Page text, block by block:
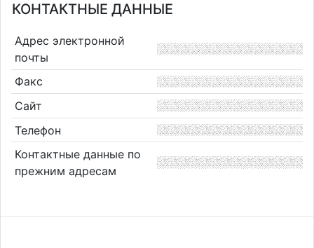
КОНТАКТНЫЕ ДАННЫЕ
Адрес электронной
почты
Факс
Сайт
Телефон
Контактные данные по
прежним адресам